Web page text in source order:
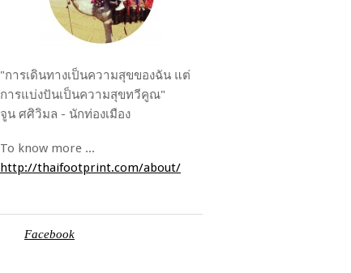
"การเดินทางเป็นความสุขของฉัน แต่
การแบ่งปันเป็นความสุขทวีคูณ"
จูน ศศิวิมล - นักท่องเมือง
To know more ...
http://thaifootprint.com/about/
Facebook